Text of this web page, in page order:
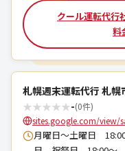
クール運転代行
料
札幌週末運転代行 札
★★★★★-(0件)
sites.google.com/view/
月曜日〜土曜日